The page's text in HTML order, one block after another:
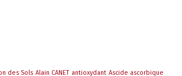
des Sols Alain CANET antioxydant Ascide ascorbique